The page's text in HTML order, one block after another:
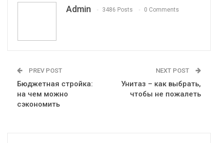
Admin 3486 Posts 0 Comments
PREV POST
Бюджетная стройка:
на чем можно
сэкономить
NEXT POST
Унитаз – как выбрать,
чтобы не пожалеть